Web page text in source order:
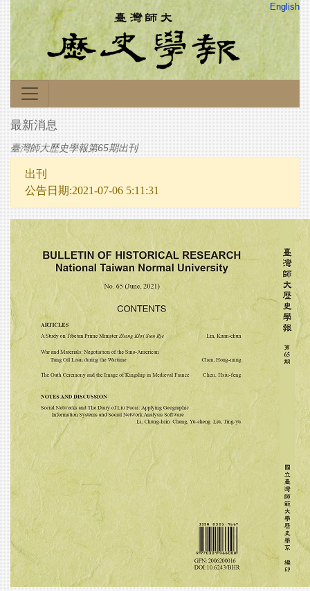
English
最新消息
臺灣師大歷史學報第65期出刊
出刊
公告日期:2021-07-06 5:11:31